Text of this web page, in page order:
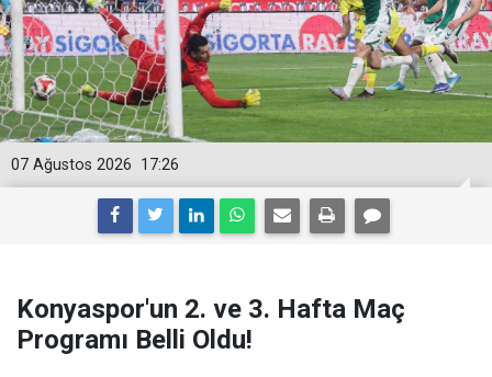
17:26
07 Ağustos 2026
Konyaspor'un 2. ve 3. Hafta Maç
Programı Belli Oldu!